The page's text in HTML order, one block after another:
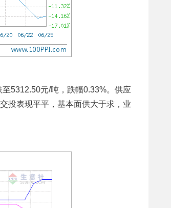
5312.50元/吨，跌幅0.33%。供应
投表现平平，基本面供大于求，业